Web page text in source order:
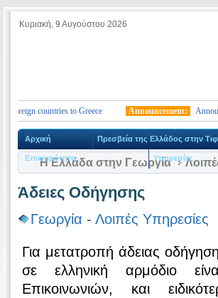
Κυριακή, 9 Αυγούστου 2026
countries to Greece Announcement:
Αρχική Πρεσβεία της Ελλάδος στην
Επικαιρότητα Υπηρεσίες
Η Ελλάδα στην Γεωργία
Άδειες Οδήγησης
Γεωργία - Λοιπές Υπηρεσίες
Για μετατροπή άδειας
σε ελληνική αρμόδιο
Επικοινωνιών, και